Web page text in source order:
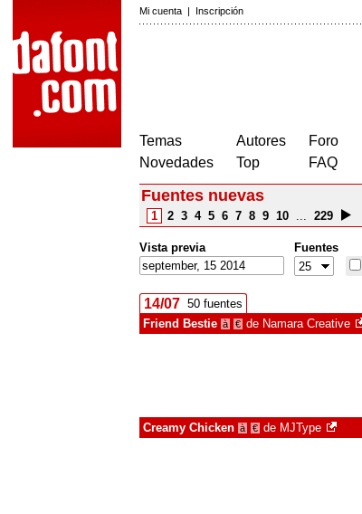
Mi cuenta | Inscripción
Temas
Novedades
Autores
Top
Foro
FAQ
Fuentes nuevas
1 2 3 4 5 6 7 8 9 10 ... 229
Vista previa
Fuentes
14/07 50 fuentes
Friend Bestie à € de Namara Creative
Creamy Chicken à € de MJType